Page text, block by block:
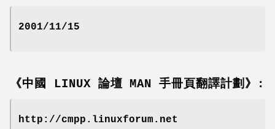
2001/11/15
《中國 LINUX 論壇 MAN 手冊頁翻譯計劃》:
http://cmpp.linuxforum.net